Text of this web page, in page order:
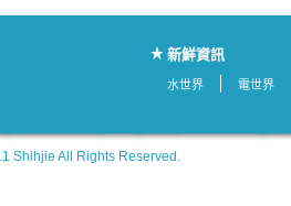
新鮮資訊
水世界 電世界
Shihjie All Rights Reserved.